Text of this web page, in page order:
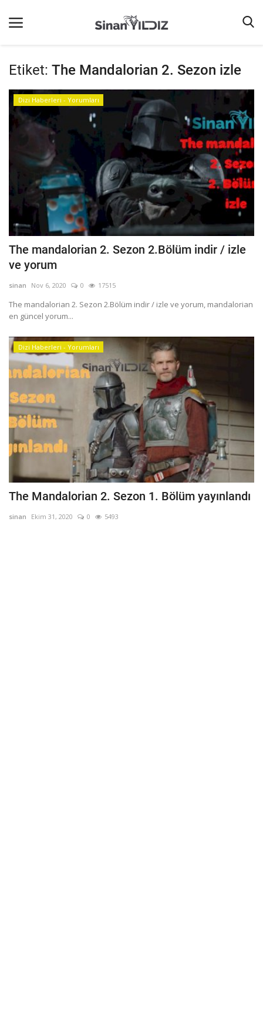
Ana Sayfa
Listeler
Terms & Conditions
Reklam
Oyun
Güncel
İnternet
Programlar
Sinema
Youtube
Oturum aç
Register
Etiket: The Mandalorian 2. Sezon izle
Dizi Haberleri - Yorumları
The mandalorian 2. Sezon 2.Bölüm indir / izle
ve yorum
sinan Nov 6, 2020 0 17515
The mandalorian 2. Sezon 2.Bölüm indir / izle ve yorum, mandalorian
en güncel yorum...
Dizi Haberleri - Yorumları
The Mandalorian 2. Sezon 1. Bölüm yayınlandı
sinan Ekim 31, 2020 0 5493